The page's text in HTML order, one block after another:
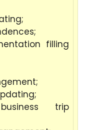
filling
trip